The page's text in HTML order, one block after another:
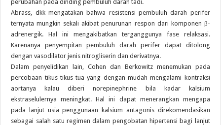
perubahan pada dinding pembuluh darah tadi.
Abrass, dkk mengatakan bahwa resistensi pembuluh darah perifer
ternyata mungkin sekali akibat penurunan respon dari komponen β-
adrenergik. Hal ini mengakibatkan terganggunya fase relaksasi.
Karenanya penyempitan pembuluh darah perifer dapat ditolong
dengan vasodilator jenis nitrogliserin dan derivatnya.
Dalam penyelidikan lain, Cohen dan Berkowitz menemukan pada
percobaan tikus-tikus tua yang dengan mudah mengalami kontraksi
aortanya kalau diberi norepinephrine bila kadar kalsium
ekstraselulernya meningkat. Hal ini dapat menerangkan mengapa
pada lanjut usia penggunaan kalsium antagonis direkomendasikan
sebagai salah satu regimen dalam pengobatan hipertensi bagi lanjut